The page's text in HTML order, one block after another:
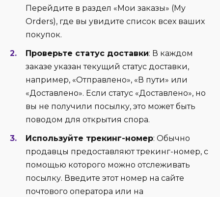
Перейдите в раздел «Мои заказы» (My
Orders), где вы увидите список всех ваших
покупок.
Проверьте статус доставки: В каждом
заказе указан текущий статус доставки,
например, «Отправлено», «В пути» или
«Доставлено». Если статус «Доставлено», но
вы не получили посылку, это может быть
поводом для открытия спора.
Используйте трекинг-номер: Обычно
продавцы предоставляют трекинг-номер, с
помощью которого можно отслеживать
посылку. Введите этот номер на сайте
почтового оператора или на